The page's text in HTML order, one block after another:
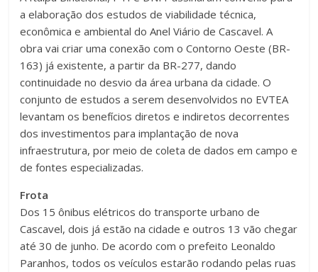
a elaboração dos estudos de viabilidade técnica,
econômica e ambiental do Anel Viário de Cascavel. A
obra vai criar uma conexão com o Contorno Oeste (BR-
163) já existente, a partir da BR-277, dando
continuidade no desvio da área urbana da cidade. O
conjunto de estudos a serem desenvolvidos no EVTEA
levantam os benefícios diretos e indiretos decorrentes
dos investimentos para implantação de nova
infraestrutura, por meio de coleta de dados em campo e
de fontes especializadas.
Frota
Dos 15 ônibus elétricos do transporte urbano de
Cascavel, dois já estão na cidade e outros 13 vão chegar
até 30 de junho. De acordo com o prefeito Leonaldo
Paranhos, todos os veículos estarão rodando pelas ruas